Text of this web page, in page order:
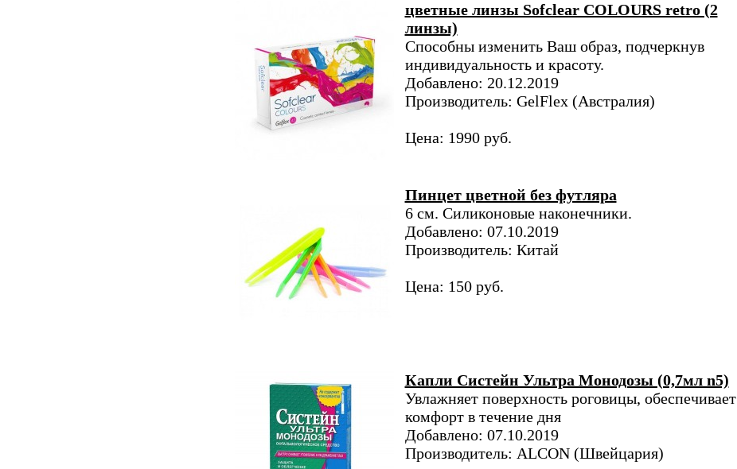
цветные линзы Sofclear COLOURS retro (2
линзы)
Способны изменить Ваш образ, подчеркнув
индивидуальность и красоту.
Добавлено: 20.12.2019
Производитель: GelFlex (Австралия)
Цена: 1990 руб.
Пинцет цветной без футляра
6 см. Cиликоновые наконечники.
Добавлено: 07.10.2019
Производитель: Китай
Цена: 150 руб.
Капли Систейн Ультра Монодозы (0,7мл n5)
Увлажняет поверхность роговицы, обеспечивает
комфорт в течение дня
Добавлено: 07.10.2019
Производитель: ALCON (Швейцария)